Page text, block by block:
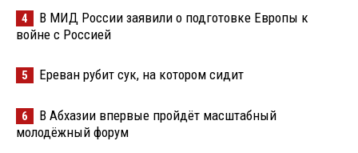
4
В МИД России заявили о подготовке Европы к
войне с Россией
5 Ереван рубит сук, на котором сидит
6
В Абхазии впервые пройдёт масштабный
молодёжный форум